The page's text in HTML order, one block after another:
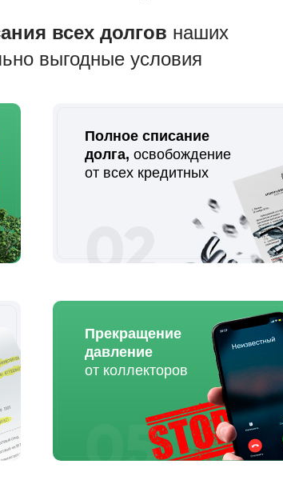
Полное списание
долга, освобождение
от всех кредитных
всех долгов наших
выгодные условия
02
05
Прекращение
давление
от коллекторов